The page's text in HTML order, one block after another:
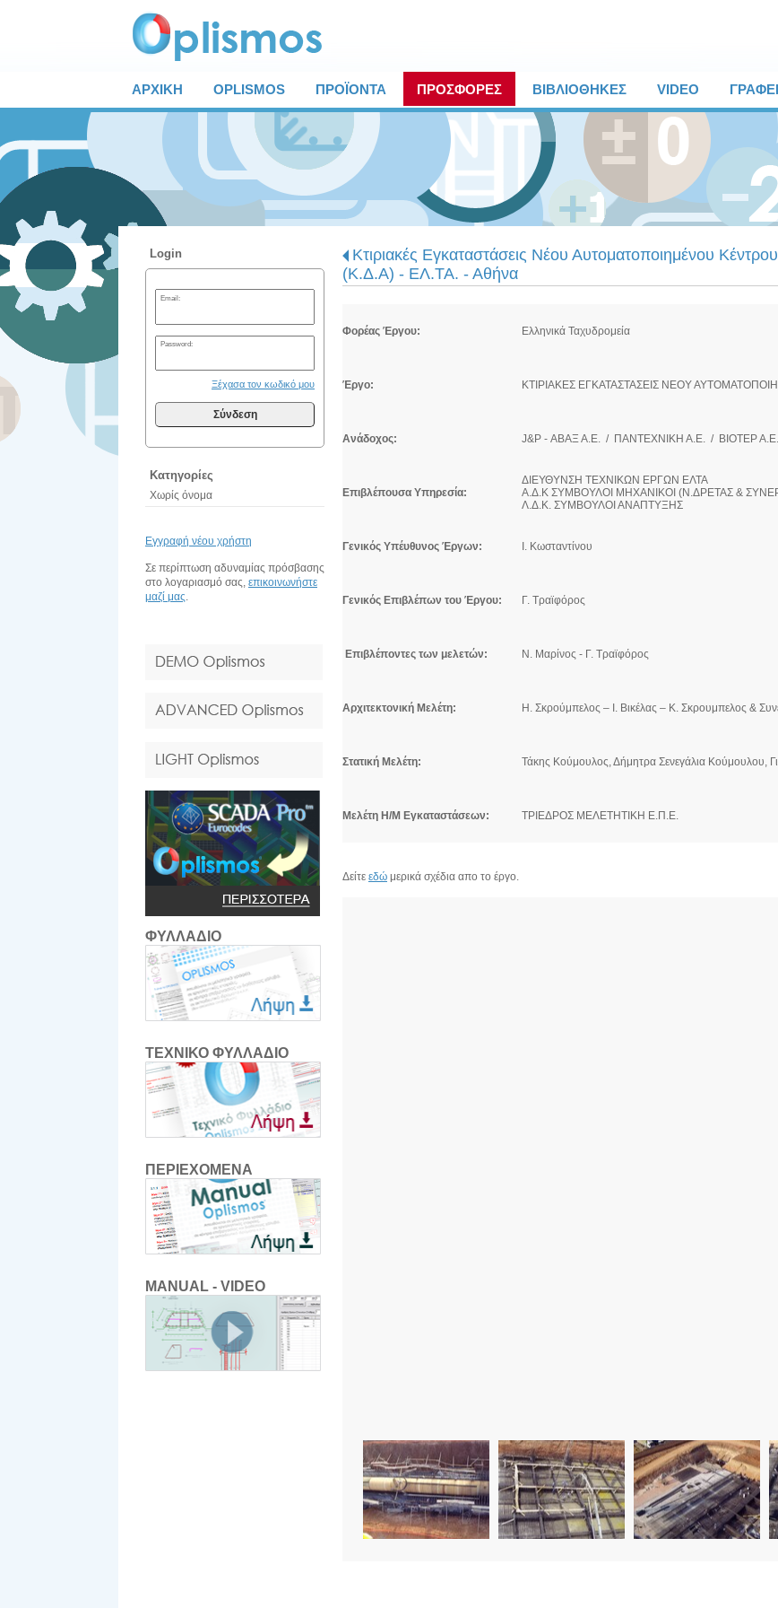
ΑΡΧΙΚΗ OPLISMOS ΠΡΟΪΟΝΤΑ ΠΡΟΣΦΟΡΕΣ ΒΙΒΛΙΟΘΗΚΕΣ VIDEO
Login
Email:
Password:
Ξέχασα τον κωδικό μου
Σύνδεση
Κατηγορίες
Χωρίς όνομα
Εγγραφή νέου χρήστη
Σε περίπτωση αδυναμίας πρόσβασης
στο λογαριασμό σας, επικοινωνήστε
μαζί μας.
ΦΥΛΛΑΔΙΟ
ΤΕΧΝΙΚΟ ΦΥΛΛΑΔΙΟ
ΠΕΡΙΕΧΟΜΕΝΑ
MANUAL - VIDEO
Κτιριακές Εγκαταστάσεις Νέου Αυτοματοποιημένου
(Κ.Δ.Α) - ΕΛ.ΤΑ. - Αθήνα
Φορέας Έργου: Ελληνικά Ταχυδρομεία
Έργο: ΚΤΙΡΙΑΚΕΣ ΕΓΚΑΤΑΣΤΑΣΕΙΣ ΝΕΟΥ
Ανάδοχος: J&P - ΑΒΑΞ Α.Ε. / ΠΑΝΤΕΧΝΙΚΗ Α.Ε. / ΒΙΟΤΕΡ Α.Ε.
Επιβλέπουσα Υπηρεσία:
ΔΙΕΥΘΥΝΣΗ ΤΕΧΝΙΚΩΝ ΕΡΓΩΝ ΕΛΤΑ
Α.Δ.Κ ΣΥΜΒΟΥΛΟΙ ΜΗΧΑΝΙΚΟΙ (Ν.ΔΡΕΤΑΣ &
Λ.Δ.Κ. ΣΥΜΒΟΥΛΟΙ ΑΝΑΠΤΥΞΗΣ
Γενικός Υπέυθυνος Έργων: Ι. Κωσταντίνου
Γενικός Επιβλέπων του Έργου: Γ. Τραϊφόρος
Επιβλέποντες των μελετών: Ν. Μαρίνος - Γ. Τραϊφόρος
Αρχιτεκτονική Μελέτη: Η. Σκρούμπελος – Ι. Βικέλας – Κ. Σκρουμπελος &
Στατική Μελέτη: Τάκης Κούμουλος, Δήμητρα Σενεγάλια Κούμουλου,
Μελέτη Η/Μ Εγκαταστάσεων: ΤΡΙΕΔΡΟΣ ΜΕΛΕΤΗΤΙΚΗ Ε.Π.Ε.
Δείτε εδώ μερικά σχέδια απο το έργο.